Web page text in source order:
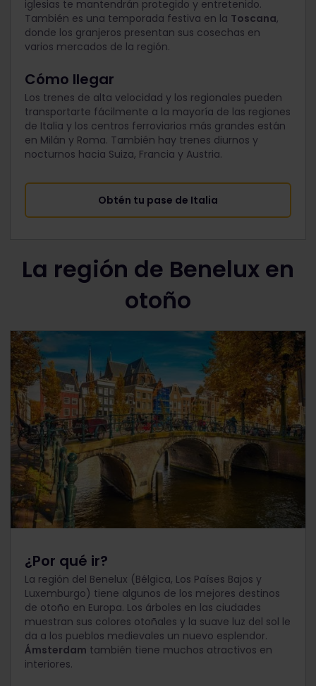
iglesias te mantendrán protegido y entretenido.
También es una temporada festiva en la Toscana,
donde los granjeros presentan sus cosechas en
varios mercados de la región.
Cómo llegar
Los trenes de alta velocidad y los regionales pueden
transportarte fácilmente a la mayoría de las regiones
de Italia y los centros ferroviarios más grandes están
en Milán y Roma. También hay trenes diurnos y
nocturnos hacia Suiza, Francia y Austria.
Obtén tu pase de Italia
La región de Benelux en
otoño
¿Por qué ir?
La región del Benelux (Bélgica, Los Países Bajos y
Luxemburgo) tiene algunos de los mejores destinos
de otoño en Europa. Los árboles en las ciudades
muestran sus colores otoñales y la suave luz del sol le
da a los pueblos medievales un nuevo esplendor.
Ámsterdam también tiene muchos atractivos en
interiores.